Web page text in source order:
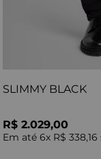
SLIMMY BLACK
R$ 2.029,00
Em até 6x R$ 338,16